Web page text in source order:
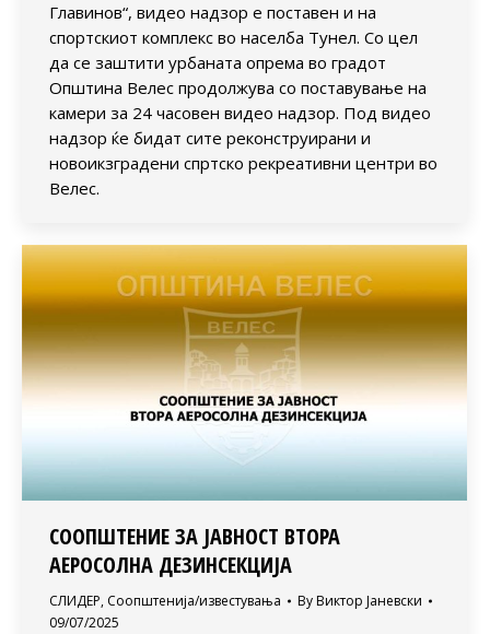
Главинов“, видео надзор е поставен и на
спортскиот комплекс во населба Тунел. Со цел
да се заштити урбаната опрема во градот
Општина Велес продолжува со поставување на
камери за 24 часовен видео надзор. Под видео
надзор ќе бидат сите реконструирани и
новоикзградени спртско рекреативни центри во
Велес.
СООПШТЕНИЕ ЗА ЈАВНОСТ ВТОРА
АЕРОСОЛНА ДЕЗИНСЕКЦИЈА
СЛИДЕР, Соопштенија/известувања By Виктор Јаневски
09/07/2025